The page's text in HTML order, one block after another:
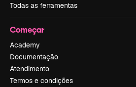
Todas as ferramentas
Começar
Academy
Documentação
Atendimento
Termos e condições